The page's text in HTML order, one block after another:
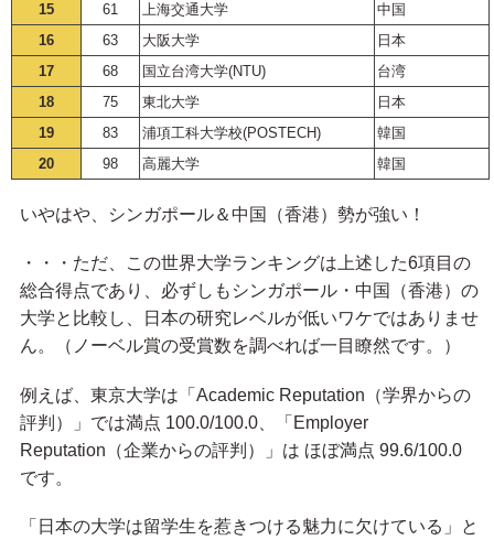
15 61 上海交通大学
中国
16
63 大阪大学
日本
17
68 国立台湾大学(NTU)
台湾
18
75 東北大学
日本
19
83 浦項工科大学校(POSTECH)
韓国
20
98 高麗大学 韓国
いやはや、シンガポール＆中国（香港）勢が強い！
・・・ただ、この世界大学ランキングは上述した6項目の
総合得点であり、必ずしもシンガポール・中国（香港）の
大学と比較し、日本の研究レベルが低いワケではありませ
ん。（ノーベル賞の受賞数を調べれば一目瞭然です。）
例えば、東京大学は「Academic Reputation（学界からの
評判）」では満点 100.0/100.0、「Employer
Reputation（企業からの評判）」は ほぼ満点 99.6/100.0
です。
「日本の大学は留学生を惹きつける魅力に欠けている」と